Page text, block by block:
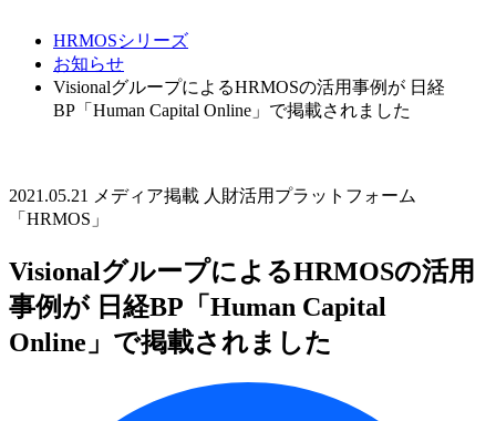
HRMOSシリーズ
お知らせ
VisionalグループによるHRMOSの活用事例が 日経
BP「Human Capital Online」で掲載されました
2021.05.21 メディア掲載 人財活用プラットフォーム
「HRMOS」
VisionalグループによるHRMOSの活用
事例が 日経BP「Human Capital
Online」で掲載されました